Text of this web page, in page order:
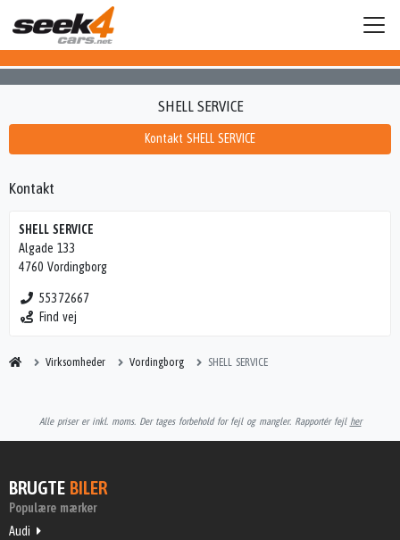
Kontakt SHELL SERVICE
Kontakt
SHELL SERVICE
Algade 133
4760 Vordingborg
55372667
Find vej
Virksomheder Vordingborg SHELL SERVICE
SHELL SERVICE
Alle priser er inkl. moms. Der tages forbehold for fejl og mangler. Rapportér fejl her
BRUGTE BILER
Populære mærker
Audi